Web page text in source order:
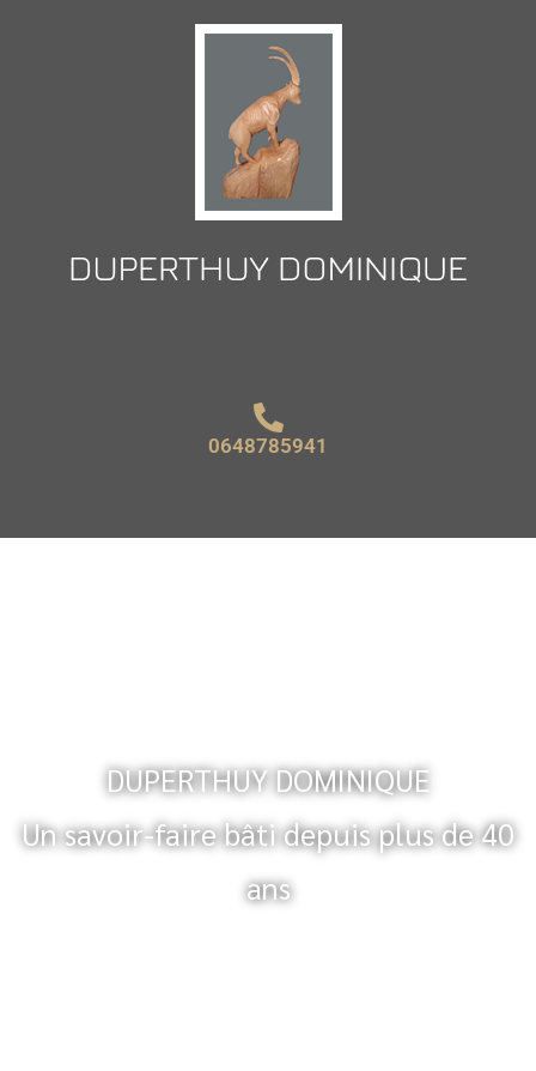
0648785941
DUPERTHUY DOMINIQUE
Un savoir-faire bâti depuis plus de 40
ans